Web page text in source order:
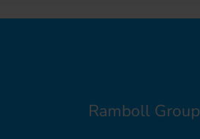
Ramboll Group